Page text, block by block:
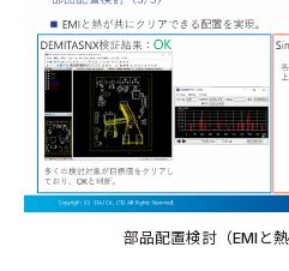
部品配置検討（EMIと